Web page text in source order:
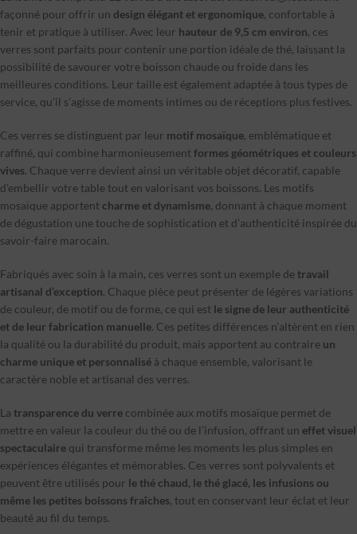
façonné pour offrir un design élégant et ergonomique, confortable à
tenir et pratique à utiliser. Avec leur hauteur de 9,5 cm environ, ces
verres sont parfaits pour contenir une portion idéale de thé, laissant la
possibilité de savourer votre boisson chaude ou froide dans les
meilleures conditions. Leur taille est également adaptée à tous types de
service, qu’il s’agisse de moments intimes ou de réceptions plus festives.
Ces verres se distinguent par leur motif mosaïque, emblématique et
raffiné, qui combine harmonieusementformes géométriques et couleurs
vives. Chaque verre devient ainsi un véritable objet décoratif, capable
d’embellir votre table tout en valorisant vos boissons. Les motifs
mosaïque apportent charme et dynamisme, donnant à chaque moment
de dégustation une touche de sophistication et d’authenticité inspirée du
savoir-faire marocain.
Fabriqués avec soin à la main, ces verres sont un exemple detravail
artisanal d’exception. Chaque pièce peut présenter de légères variations
de couleur, de motif ou de forme, ce qui est le signe de leur authenticité
et de leur fabrication manuelle. Ces petites différences n’altèrent en rien
la qualité ou la durabilité du produit, mais apportent au contraire un
charme unique et personnalisé à chaque ensemble, valorisant le
caractère noble et artisanal des verres.
La transparence du verre combinée aux motifs mosaïque permet de
mettre en valeur la couleur du thé ou de l’infusion, offrant un effet visuel
spectaculaire qui transforme même les moments les plus simples en
expériences élégantes et mémorables. Ces verres sont polyvalents et
peuvent être utilisés pour le thé chaud, le thé glacé, les infusions ou
même les petites boissons fraîches, tout en conservant leur éclat et leur
beauté au fil du temps.